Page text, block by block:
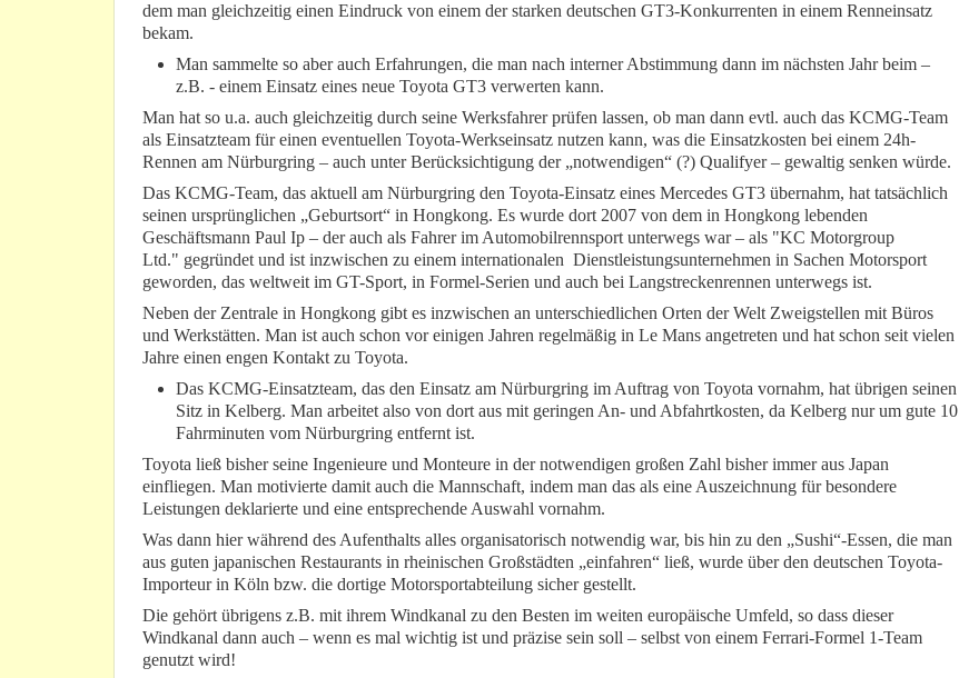
dem man gleichzeitig einen Eindruck von einem der starken deutschen GT3-Konkurrenten in einem Renneinsatz
bekam.
Man sammelte so aber auch Erfahrungen, die man nach interner Abstimmung dann im nächsten Jahr beim –
z.B. - einem Einsatz eines neue Toyota GT3 verwerten kann.
Man hat so u.a. auch gleichzeitig durch seine Werksfahrer prüfen lassen, ob man dann evtl. auch das KCMG-Team
als Einsatzteam für einen eventuellen Toyota-Werkseinsatz nutzen kann, was die Einsatzkosten bei einem 24h-
Rennen am Nürburgring – auch unter Berücksichtigung der „notwendigen“ (?) Qualifyer – gewaltig senken würde.
Das KCMG-Team, das aktuell am Nürburgring den Toyota-Einsatz eines Mercedes GT3 übernahm, hat tatsächlich
seinen ursprünglichen „Geburtsort“ in Hongkong. Es wurde dort 2007 von dem in Hongkong lebenden
Geschäftsmann Paul Ip – der auch als Fahrer im Automobilrennsport unterwegs war – als "KC Motorgroup
Ltd." gegründet und ist inzwischen zu einem internationalen Dienstleistungsunternehmen in Sachen Motorsport
geworden, das weltweit im GT-Sport, in Formel-Serien und auch bei Langstreckenrennen unterwegs ist.
Neben der Zentrale in Hongkong gibt es inzwischen an unterschiedlichen Orten der Welt Zweigstellen mit Büros
und Werkstätten. Man ist auch schon vor einigen Jahren regelmäßig in Le Mans angetreten und hat schon seit vielen
Jahre einen engen Kontakt zu Toyota.
Das KCMG-Einsatzteam, das den Einsatz am Nürburgring im Auftrag von Toyota vornahm, hat übrigen seinen
Sitz in Kelberg. Man arbeitet also von dort aus mit geringen An- und Abfahrtkosten, da Kelberg nur um gute 10
Fahrminuten vom Nürburgring entfernt ist.
Toyota ließ bisher seine Ingenieure und Monteure in der notwendigen großen Zahl bisher immer aus Japan
einfliegen. Man motivierte damit auch die Mannschaft, indem man das als eine Auszeichnung für besondere
Leistungen deklarierte und eine entsprechende Auswahl vornahm.
Was dann hier während des Aufenthalts alles organisatorisch notwendig war, bis hin zu den „Sushi“-Essen, die man
aus guten japanischen Restaurants in rheinischen Großstädten „einfahren“ ließ, wurde über den deutschen Toyota-
Importeur in Köln bzw. die dortige Motorsportabteilung sicher gestellt.
Die gehört übrigens z.B. mit ihrem Windkanal zu den Besten im weiten europäische Umfeld, so dass dieser
Windkanal dann auch – wenn es mal wichtig ist und präzise sein soll – selbst von einem Ferrari-Formel 1-Team
genutzt wird!